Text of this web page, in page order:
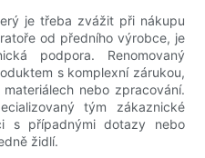
je třeba zvážit při nákupu
od předního výrobce, je
podpora. Renomovaný
s komplexní zárukou,
nebo zpracování.
tým zákaznické
s případnými dotazy nebo
židlí.